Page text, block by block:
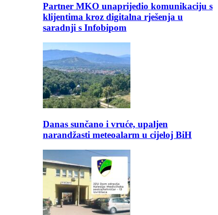
Partner MKO unaprijedio komunikaciju s
klijentima kroz digitalna rješenja u
saradnji s Infobipom
Danas sunčano i vruće, upaljen
narandžasti meteoalarm u cijeloj BiH